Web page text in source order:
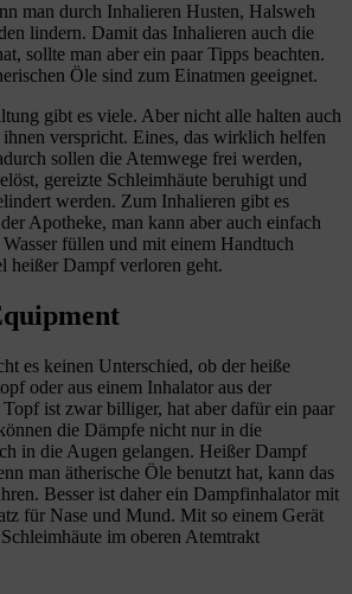
man durch Inhalieren Husten, Halsweh
lindern. Damit das Inhalieren auch die
sollte man aber ein paar Tipps beachten.
Öle sind zum Einatmen geeignet.
gibt es viele. Aber nicht alle halten auch
verspricht. Eines, das wirklich helfen
sollen die Atemwege frei werden,
gereizte Schleimhäute beruhigt und
werden. Zum Inhalieren gibt es
Apotheke, man kann aber auch einfach
füllen und mit einem Handtuch
heißer Dampf verloren geht.
es keinen Unterschied, ob der heiße
oder aus einem Inhalator aus der
ist zwar billiger, hat aber dafür ein paar
die Dämpfe nicht nur in die
in die Augen gelangen. Heißer Dampf
man ätherische Öle benutzt hat, kann das
Besser ist daher ein Dampfinhalator mit
für Nase und Mund. Mit so einem Gerät
im oberen Atemtrakt